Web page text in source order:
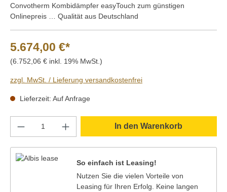
Convotherm Kombidämpfer easyTouch zum günstigen
Onlinepreis … Qualität aus Deutschland
5.674,00 €*
(6.752,06 € inkl. 19% MwSt.)
zzgl. MwSt. / Lieferung versandkostenfrei
Lieferzeit: Auf Anfrage
Produkt Anzahl: Gib den gewünschten
In den Warenkorb
So einfach ist Leasing!
Nutzen Sie die vielen Vorteile von
Leasing für Ihren Erfolg. Keine langen